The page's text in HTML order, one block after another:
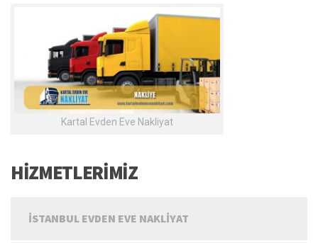
Kartal Evden Eve Nakliyat
HİZMETLERİMİZ
İSTANBUL EVDEN EVE NAKLIYAT